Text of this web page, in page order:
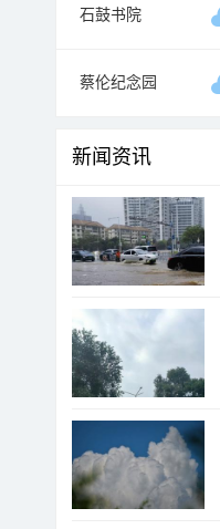
石鼓书院
蔡伦纪念园
新闻资讯